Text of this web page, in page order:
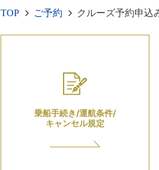
TOP ご予約 クルーズ予約申込
乗船手続き/運航条件/
キャンセル規定